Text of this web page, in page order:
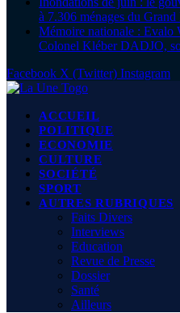
à 7.306 ménages du
Mémoire nationale :
Colonel Kléber DADJO,
Facebook X (Twitter) Instagram
ACCUEIL
POLITIQUE
ECONOMIE
CULTURE
SOCIÉTÉ
SPORT
AUTRES RUBRIQUES
Faits Divers
Interviews
Education
Revue de Presse
Dossier
Santé
Ailleurs